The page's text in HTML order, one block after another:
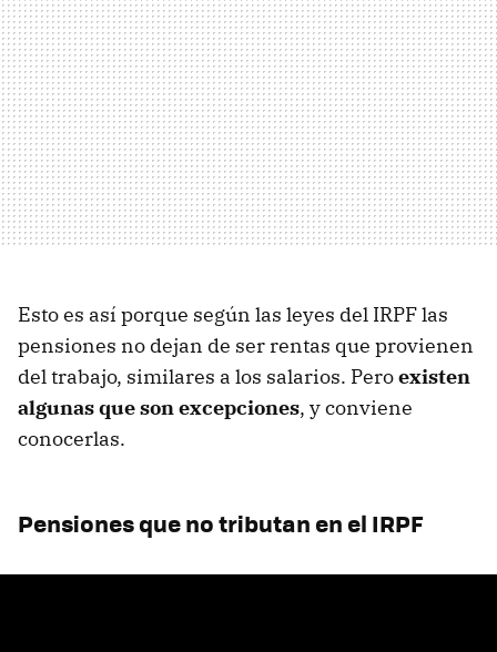
Esto es así porque según las leyes del IRPF las
pensiones no dejan de ser rentas que provienen
del trabajo, similares a los salarios. Peroexisten
algunas que son excepciones, y conviene
conocerlas.
Pensiones que no tributan en el IRPF